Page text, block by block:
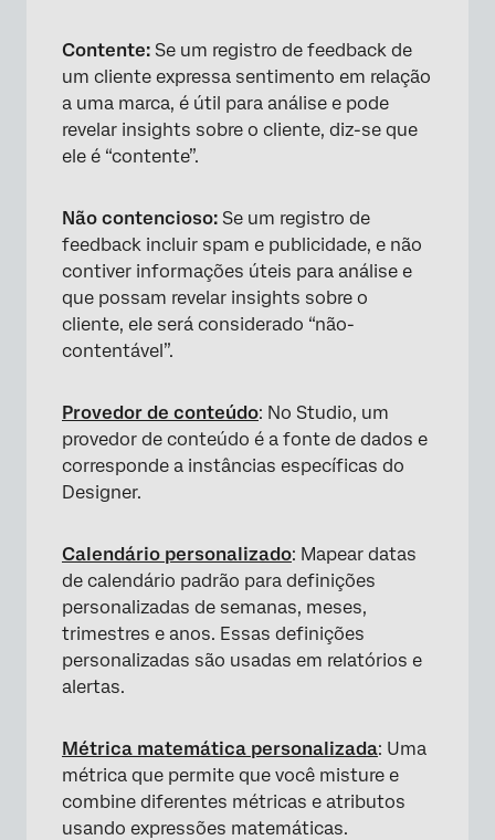
Contente: Se um registro de feedback de
um cliente expressa sentimento em relação
a uma marca, é útil para análise e pode
revelar insights sobre o cliente, diz-se que
ele é “contente”.
Não contencioso: Se um registro de
feedback incluir spam e publicidade, e não
contiver informações úteis para análise e
que possam revelar insights sobre o
cliente, ele será considerado “não-
contentável”.
Provedor de conteúdo: No Studio, um
provedor de conteúdo é a fonte de dados e
corresponde a instâncias específicas do
Designer.
Calendário personalizado: Mapear datas
de calendário padrão para definições
personalizadas de semanas, meses,
trimestres e anos. Essas definições
personalizadas são usadas em relatórios e
alertas.
Métrica matemática personalizada: Uma
métrica que permite que você misture e
combine diferentes métricas e atributos
usando expressões matemáticas.